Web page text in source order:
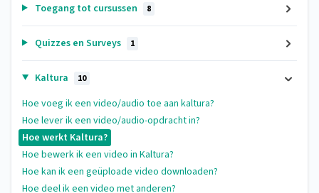
Toegang tot cursussen 8
Quizzes en Surveys 1
Kaltura 10
Hoe voeg ik een video/audio toe aan kaltura?
Hoe lever ik een video/audio-opdracht in?
Hoe werkt Kaltura?
Hoe bewerk ik een video in Kaltura?
Hoe kan ik een geüploade video downloaden?
Hoe deel ik een video met anderen?